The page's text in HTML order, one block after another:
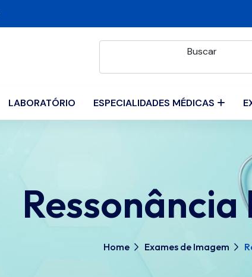
Buscar
LABORATÓRIO ESPECIALIDADES MÉDICAS
Home Exames de Imagem